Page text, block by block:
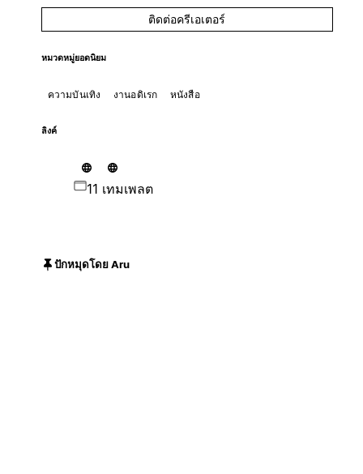
ติดต่อครีเอเตอร์
หมวดหมู่ยอดนิยม
ความบันเทิง งานอดิเรก หนังสือ
ลิงค์
11 เทมเพลต
ปักหมุดโดย Aru